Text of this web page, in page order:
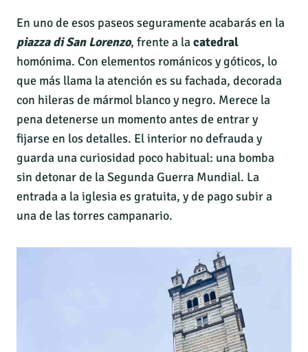
En uno de esos paseos seguramente acabarás en la
piazza di San Lorenzo, frente a lacatedral
homónima. Con elementos románicos y góticos, lo
que más llama la atención es su fachada, decorada
con hileras de mármol blanco y negro. Merece la
pena detenerse un momento antes de entrar y
fijarse en los detalles. El interior no defrauda y
guarda una curiosidad poco habitual: una bomba
sin detonar de la Segunda Guerra Mundial. La
entrada a la iglesia es gratuita, y de pago subir a
una de las torres campanario.